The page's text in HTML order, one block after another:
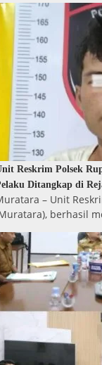
Reskrim Polsek
Ditangkap di
– Unit
berhasil